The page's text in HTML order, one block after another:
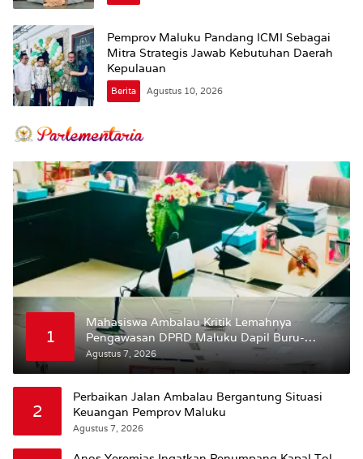
Pemprov Maluku Pandang ICMI Sebagai
Mitra Strategis Jawab Kebutuhan Daerah
Kepulauan
Berita Agustus 10, 2026
1
Mahasiswa Ambalau Kritik Lemahnya
Pengawasan DPRD Maluku Dapil Buru-
Bursel Terhadap Proses Perubahan Status
Jalan
Agustus 7, 2026
2
Perbaikan Jalan Ambalau Bergantung Situasi
Keuangan Pemprov Maluku
Agustus 7, 2026